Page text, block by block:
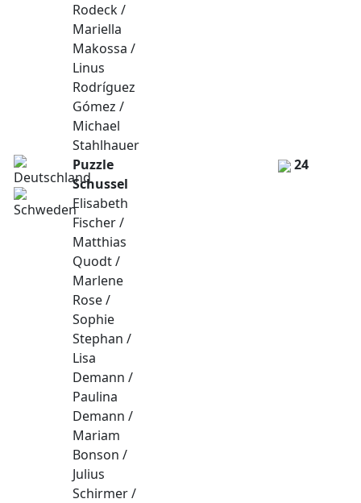
Rodeck /
Mariella
Makossa /
Linus
Rodríguez
Gómez /
Michael
Stahlhauer
Puzzle
Schussel
Elisabeth
Fischer /
Matthias
Quodt /
Marlene
Rose /
Sophie
Stephan /
Lisa
Demann /
Paulina
Demann /
Mariam
Bonson /
Julius
Schirmer /
24